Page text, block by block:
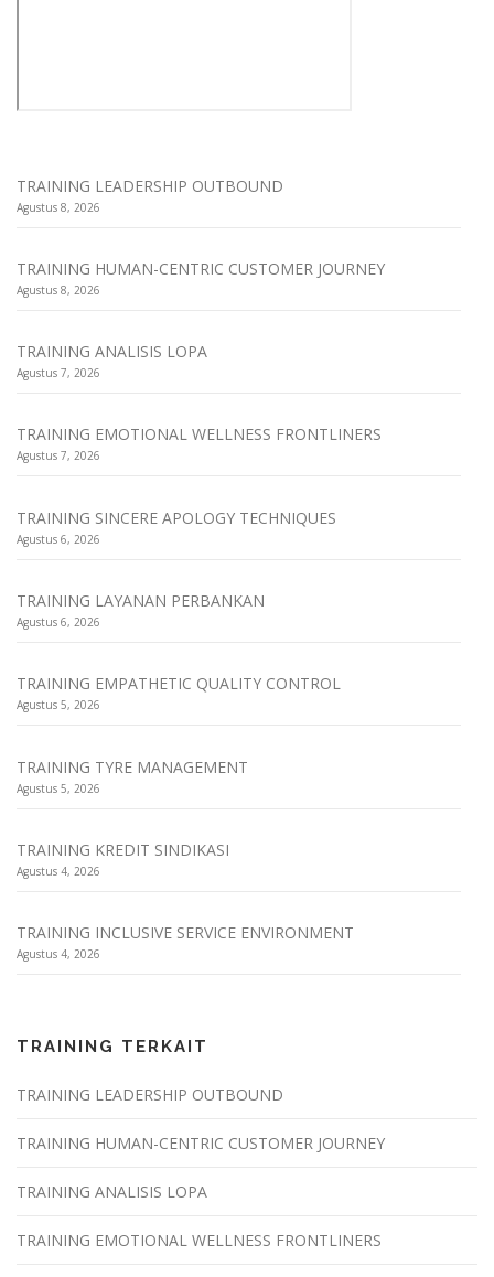
TRAINING LEADERSHIP OUTBOUND
Agustus 8, 2026
TRAINING HUMAN-CENTRIC CUSTOMER JOURNEY
Agustus 8, 2026
TRAINING ANALISIS LOPA
Agustus 7, 2026
TRAINING EMOTIONAL WELLNESS FRONTLINERS
Agustus 7, 2026
TRAINING SINCERE APOLOGY TECHNIQUES
Agustus 6, 2026
TRAINING LAYANAN PERBANKAN
Agustus 6, 2026
TRAINING EMPATHETIC QUALITY CONTROL
Agustus 5, 2026
TRAINING TYRE MANAGEMENT
Agustus 5, 2026
TRAINING KREDIT SINDIKASI
Agustus 4, 2026
TRAINING INCLUSIVE SERVICE ENVIRONMENT
Agustus 4, 2026
TRAINING TERKAIT
TRAINING LEADERSHIP OUTBOUND
TRAINING HUMAN-CENTRIC CUSTOMER JOURNEY
TRAINING ANALISIS LOPA
TRAINING EMOTIONAL WELLNESS FRONTLINERS